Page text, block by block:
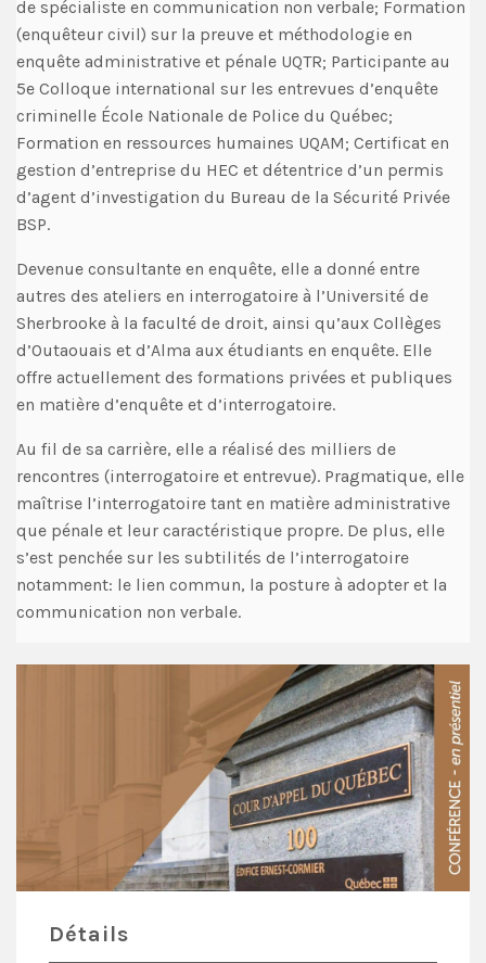
de spécialiste en communication non verbale; Formation
(enquêteur civil) sur la preuve et méthodologie en
enquête administrative et pénale UQTR; Participante au
5e Colloque international sur les entrevues d’enquête
criminelle École Nationale de Police du Québec;
Formation en ressources humaines UQAM; Certificat en
gestion d’entreprise du HEC et détentrice d’un permis
d’agent d’investigation du Bureau de la Sécurité Privée
BSP.
Devenue consultante en enquête, elle a donné entre
autres des ateliers en interrogatoire à l’Université de
Sherbrooke à la faculté de droit, ainsi qu’aux Collèges
d’Outaouais et d’Alma aux étudiants en enquête. Elle
offre actuellement des formations privées et publiques
en matière d’enquête et d’interrogatoire.
Au fil de sa carrière, elle a réalisé des milliers de
rencontres (interrogatoire et entrevue). Pragmatique, elle
maîtrise l’interrogatoire tant en matière administrative
que pénale et leur caractéristique propre. De plus, elle
s’est penchée sur les subtilités de l’interrogatoire
notamment: le lien commun, la posture à adopter et la
communication non verbale.
Détails